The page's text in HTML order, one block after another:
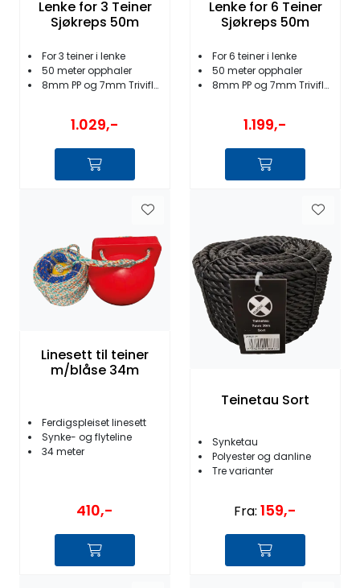
Lenke for 3 Teiner
Sjøkreps 50m
For 3 teiner i lenke
50 meter opphaler
8mm PP og 7mm Triviflex
1.029,-
Lenke for 6 Teiner
Sjøkreps 50m
For 6 teiner i lenke
50 meter opphaler
8mm PP og 7mm Triviflex
1.199,-
Linesett til teiner
m/blåse 34m
Ferdigspleiset linesett
Synke- og flyteline
34 meter
410,-
Teinetau Sort
Synketau
Polyester og danline
Tre varianter
Fra: 159,-